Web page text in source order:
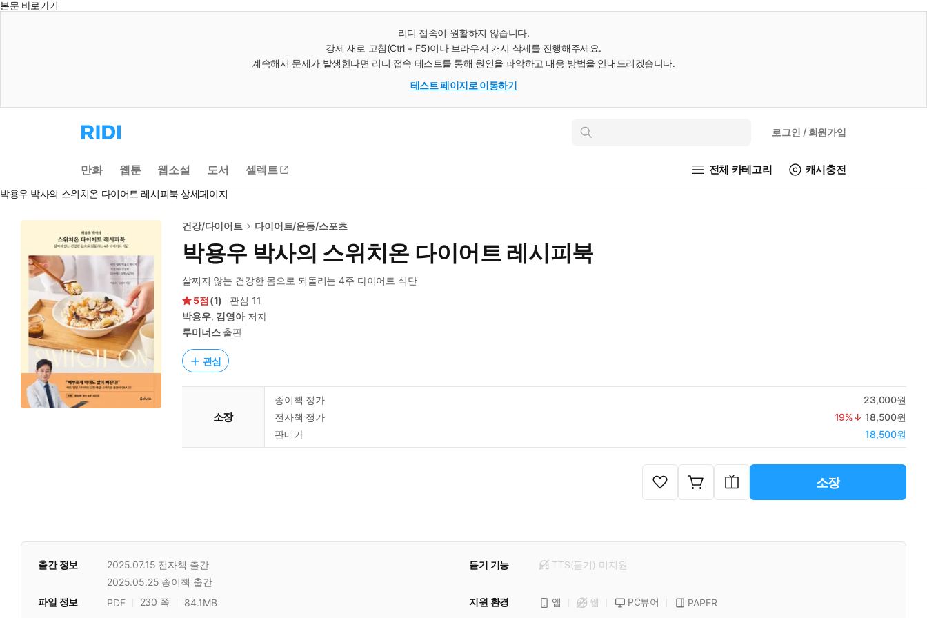
본문 바로가기
리디 접속이 원활하지 않습니다.
강제 새로 고침(Ctrl + F5)이나 브라우저 캐시 삭제를 진행해주세요.
계속해서 문제가 발생한다면 리디 접속 테스트를 통해 원인을 파악하고 대응 방법을 안내드리겠습니다.
테스트 페이지로 이동하기
리
디
으
로
동
인
로그인 / 회원가입
만화 웹툰 웹소설 도서 셀렉트 전체 카테고리 캐시충전
박용우 박사의 스위치온 다이어트 레시피북 상세페이지
건강/다이어트 다이어트/운동/스포츠
박용우 박사의 스위치온 다이어트 레시피북
살찌지 않는 건강한 몸으로 되돌리는 4주 다이어트 식단
5
(1) 관심 11
박용우, 김영아저자
루미너스출판
관심
소장
종이책 정가
23,000원
전자책 정가
19%↓ 18,500원
판매가
18,500원
소장
출간 정보 2025.07.15 전자책 출간
2025.05.25 종이책 출간
듣기 기능 TTS(듣기) 미지원
파일 정보 PDF 230 쪽 84.1MB 지원 환경 앱 웹 PC뷰어
PAPER